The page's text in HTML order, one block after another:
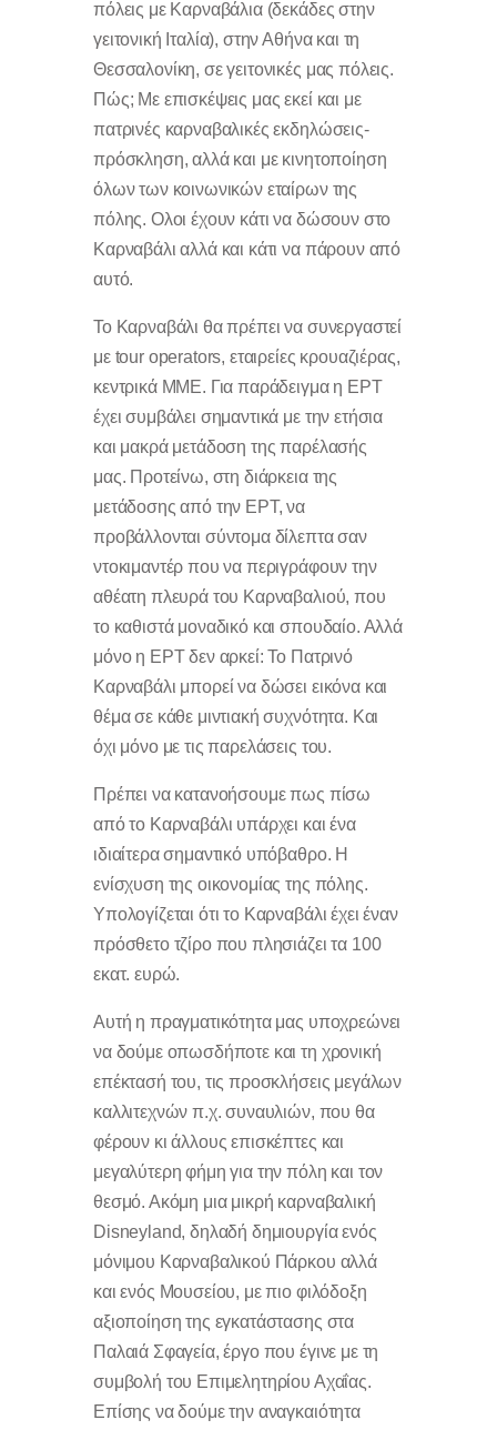
πόλεις με Καρναβάλια (δεκάδες στην
γειτονική Ιταλία), στην Αθήνα και τη
Θεσσαλονίκη, σε γειτονικές μας πόλεις.
Πώς; Με επισκέψεις μας εκεί και με
πατρινές καρναβαλικές εκδηλώσεις-
πρόσκληση, αλλά και με κινητοποίηση
όλων των κοινωνικών εταίρων της
πόλης. Ολοι έχουν κάτι να δώσουν στο
Καρναβάλι αλλά και κάτι να πάρουν από
αυτό.
Το Καρναβάλι θα πρέπει να συνεργαστεί
με tour operators, εταιρείες κρουαζιέρας,
κεντρικά ΜΜΕ. Για παράδειγμα η ΕΡΤ
έχει συμβάλει σημαντικά με την ετήσια
και μακρά μετάδοση της παρέλασής
μας. Προτείνω, στη διάρκεια της
μετάδοσης από την ΕΡΤ, να
προβάλλονται σύντομα δίλεπτα σαν
ντοκιμαντέρ που να περιγράφουν την
αθέατη πλευρά του Καρναβαλιού, που
το καθιστά μοναδικό και σπουδαίο. Αλλά
μόνο η ΕΡΤ δεν αρκεί: Το Πατρινό
Καρναβάλι μπορεί να δώσει εικόνα και
θέμα σε κάθε μιντιακή συχνότητα. Και
όχι μόνο με τις παρελάσεις του.
Πρέπει να κατανοήσουμε πως πίσω
από το Καρναβάλι υπάρχει και ένα
ιδιαίτερα σημαντικό υπόβαθρο. Η
ενίσχυση της οικονομίας της πόλης.
Υπολογίζεται ότι το Καρναβάλι έχει έναν
πρόσθετο τζίρο που πλησιάζει τα 100
εκατ. ευρώ.
Αυτή η πραγματικότητα μας υποχρεώνει
να δούμε οπωσδήποτε και τη χρονική
επέκτασή του, τις προσκλήσεις μεγάλων
καλλιτεχνών π.χ. συναυλιών, που θα
φέρουν κι άλλους επισκέπτες και
μεγαλύτερη φήμη για την πόλη και τον
θεσμό. Ακόμη μια μικρή καρναβαλική
Disneyland, δηλαδή δημιουργία ενός
μόνιμου Καρναβαλικού Πάρκου αλλά
και ενός Μουσείου, με πιο φιλόδοξη
αξιοποίηση της εγκατάστασης στα
Παλαιά Σφαγεία, έργο που έγινε με τη
συμβολή του Επιμελητηρίου Αχαΐας.
Επίσης να δούμε την αναγκαιότητα